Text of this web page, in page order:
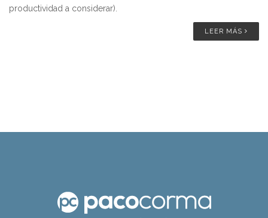
productividad a considerar).
LEER MÁS